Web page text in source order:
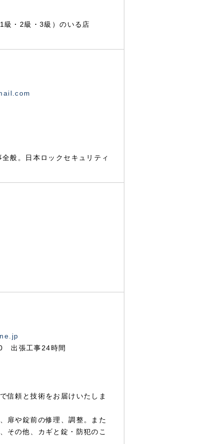
・2級・3級）のいる店
般。日本ロックセキュリティ
出張工事24時間
信頼と技術をお届けいたしま
扉や錠前の修理、調整。また
その他、カギと錠・防犯のこ